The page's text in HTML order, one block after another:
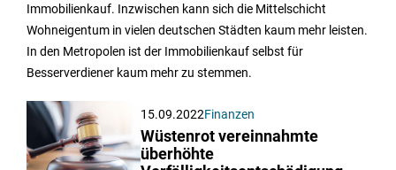
Immobilienkauf. Inzwischen kann sich die Mittelschicht
Wohneigentum in vielen deutschen Städten kaum mehr leisten.
In den Metropolen ist der Immobilienkauf selbst für
Besserverdiener kaum mehr zu stemmen.
15.09.2022Finanzen
Wüstenrot vereinnahmte
überhöhte